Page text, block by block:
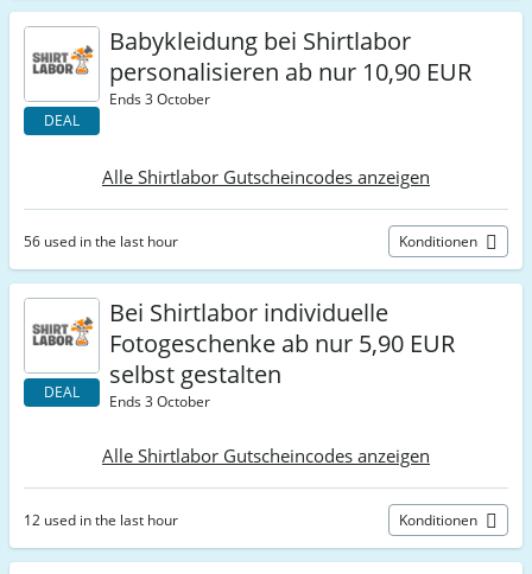
DEAL
Babykleidung bei Shirtlabor
personalisieren ab nur 10,90 EUR
Ends 3 October
Alle Shirtlabor Gutscheincodes anzeigen
56 used in the last hour Konditionen
DEAL
Bei Shirtlabor individuelle
Fotogeschenke ab nur 5,90 EUR
selbst gestalten
Ends 3 October
Alle Shirtlabor Gutscheincodes anzeigen
12 used in the last hour Konditionen